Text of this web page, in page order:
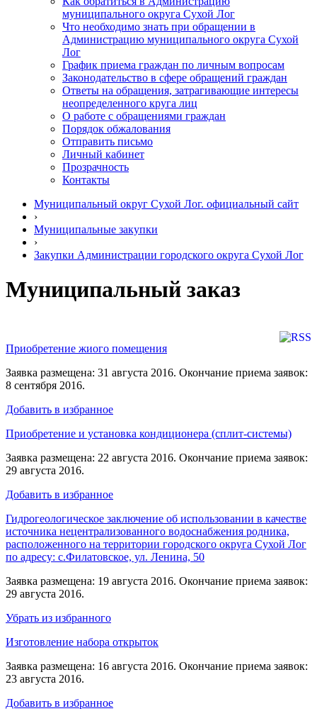
муниципального округа Сухой Лог
Что необходимо знать при обращении в
Администрацию муниципального округа Сухой
Лог
График приема граждан по личным вопросам
Законодательство в сфере обращений граждан
Ответы на обращения, затрагивающие интересы
неопределенного круга лиц
О работе с обращениями граждан
Порядок обжалования
Отправить письмо
Личный кабинет
Прозрачность
Контакты
Муниципальный округ Сухой Лог. официальный сайт
›
Муниципальные закупки
›
Закупки Администрации городского округа Сухой Лог
Муниципальный заказ
Приобретение жиого помещения
Заявка размещена: 31 августа 2016. Окончание приема заявок:
8 сентября 2016.
Добавить в избранное
Приобретение и установка кондиционера (сплит-системы)
Заявка размещена: 22 августа 2016. Окончание приема заявок:
29 августа 2016.
Добавить в избранное
Гидрогеологическое заключение об использовании в качестве
источника нецентрализованного водоснабжения родника,
расположенного на территории городского округа Сухой Лог
по адресу: с.Филатовское, ул. Ленина, 50
Заявка размещена: 19 августа 2016. Окончание приема заявок:
29 августа 2016.
Убрать из избранного
Изготовление набора открыток
Заявка размещена: 16 августа 2016. Окончание приема заявок:
23 августа 2016.
Добавить в избранное